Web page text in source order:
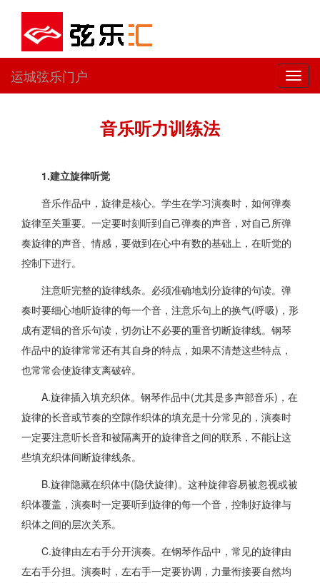
切
换
运城弦乐门户
音乐听力训练法
1.建立旋律听觉
音乐作品中，旋律是核心。学生在学习演奏时，如何弹奏
旋律至关重要。一定要时刻听到自己弹奏的声音，对自己所弹
奏旋律的声音、情感，要做到在心中有数的基础上，在听觉的
控制下进行。
注意听完整的旋律线条。必须准确地划分旋律的句读。弹
奏时要细心地听旋律的每一个音，注意乐句上的换气(呼吸)，形
成有逻辑的音乐句读，切勿让不必要的重音切断旋律线。钢琴
作品中的旋律常常还有其自身的特点，如果不清楚这些特点，
也常常会使旋律支离破碎。
A.旋律插入填充织体。钢琴作品中(尤其是多声部音乐)，在
旋律的长音或节奏的空隙作织体的填充是十分常见的，演奏时
一定要注意听长音和被隔离开的旋律音之间的联系，不能让这
些填充织体间断旋律线条。
B.旋律隐藏在织体中(隐伏旋律)。这种旋律容易被忽视或被
织体覆盖，演奏时一定要听到旋律的每一个音，控制好旋律与
织体之间的层次关系。
C.旋律由左右手分开演奏。在钢琴作品中，常见的旋律由
左右手分担。演奏时，左右手一定要协调，力量衔接要自然均